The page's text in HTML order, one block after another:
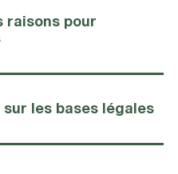
raisons pour
les bases légales